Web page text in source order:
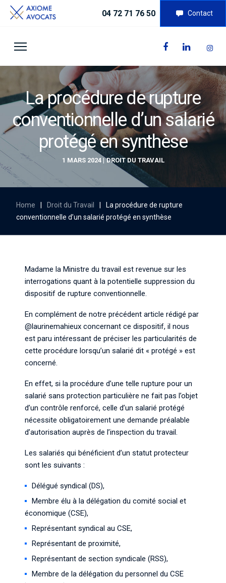
04 72 71 76 50 Contact
La procédure de rupture
conventionnelle d’un salarié
protégé en synthèse
1 MARS 2024 DROIT DU TRAVAIL
Home Droit du Travail
La procédure de rupture
conventionnelle d’un salarié protégé en synthèse
Madame la Ministre du travail est revenue sur les
interrogations quant à la potentielle suppression du
dispositif de rupture conventionnelle.
En complément de notre précédent article rédigé par
@laurinemahieux concernant ce dispositif, il nous
est paru intéressant de préciser les particularités de
cette procédure lorsqu’un salarié dit « protégé » est
concerné.
En effet, si la procédure d’une telle rupture pour un
salarié sans protection particulière ne fait pas l’objet
d’un contrôle renforcé, celle d’un salarié protégé
nécessite obligatoirement une demande préalable
d’autorisation auprès de l’inspection du travail.
Les salariés qui bénéficient d’un statut protecteur
sont les suivants :
Délégué syndical (DS),
Membre élu à la délégation du comité social et
économique (CSE),
Représentant syndical au CSE,
Représentant de proximité,
Représentant de section syndicale (RSS),
Membre de la délégation du personnel du CSE